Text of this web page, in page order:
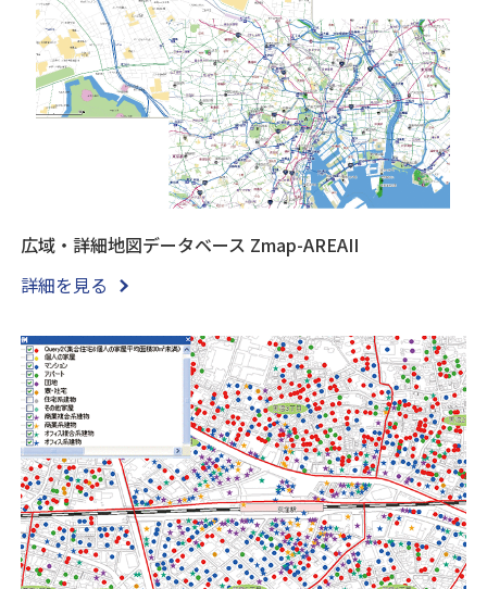
広域・詳細地図データベース Zmap-AREAII
詳細を見る